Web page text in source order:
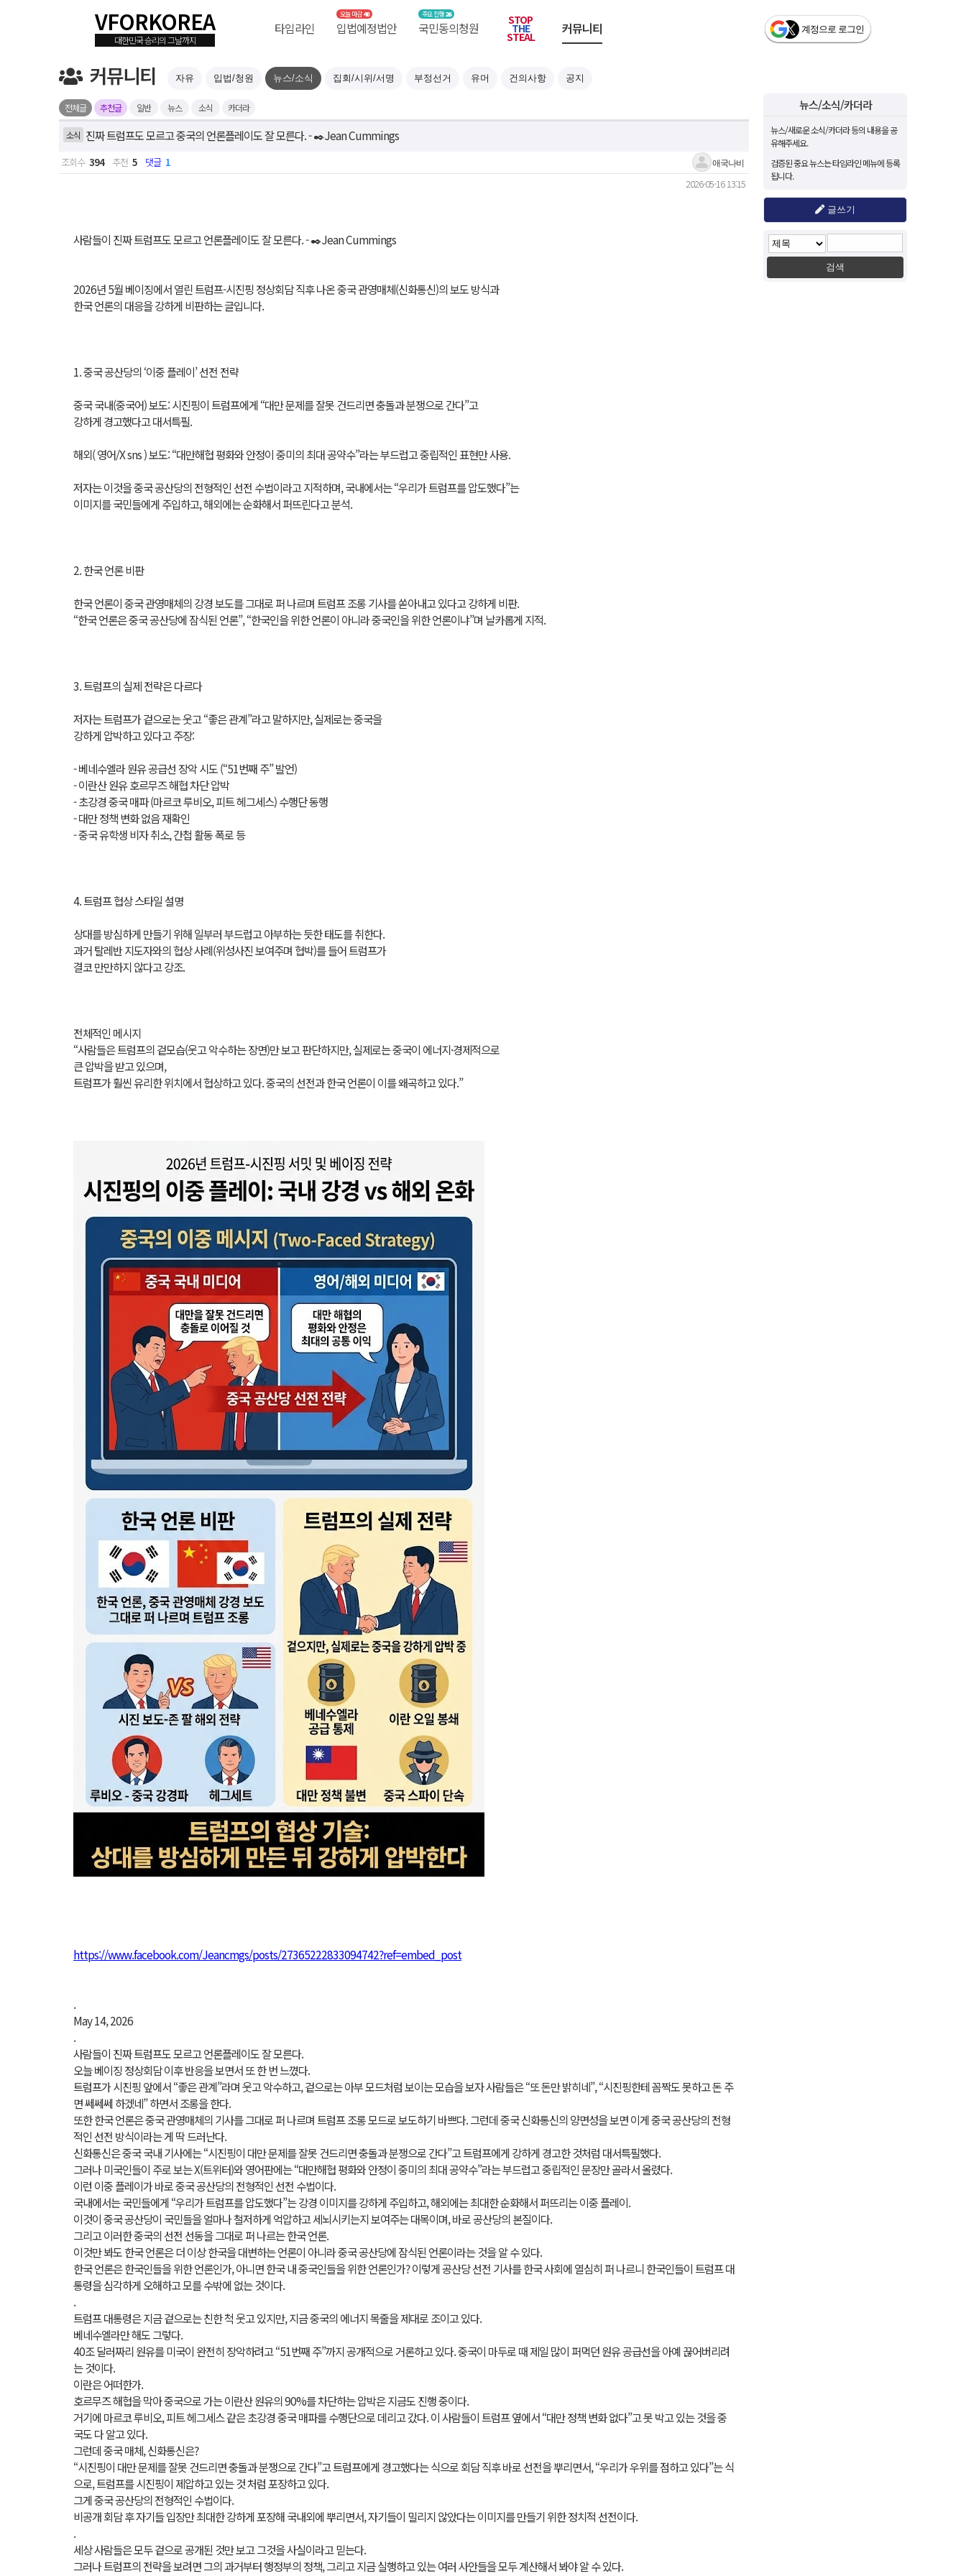
VFORKOREA 타임라인 입법예정
48
국민
26
부정선거
STOP
THE
STEAL 커뮤니티
커뮤니티 자유 입법/청원 뉴스/소식 집회/시위/서명 부정선거 유머 건의사항 공지
뉴스/소식/카더라
뉴스/새로운 소식/카더라 등의 내용을 공
유해주세요.
검증된 중요 뉴스는 타임라인 메뉴에 등록
됩니다.
글쓰기
전체글 추천글 일반 뉴스 소식 카더라
소식 진짜 트럼프도 모르고 중국의 언론플레이도 잘 모른다. - ✒️Jean Cummings
조회수 394 추천 5 댓글 1 애국나비
2026-05-16 13:15
사람들이 진짜 트럼프도 모르고 언론플레이도 잘 모른다. - ✒️Jean Cummings
2026년 5월 베이징에서 열린 트럼프-시진핑 정상회담 직후 나온 중국 관영매체(신화통신)의 보도 방식과
한국 언론의 대응을 강하게 비판하는 글입니다.
1. 중국 공산당의 ‘이중 플레이’ 선전 전략
중국 국내(중국어) 보도: 시진핑이 트럼프에게 “대만 문제를 잘못 건드리면 충돌과 분쟁으로 간다”고
강하게 경고했다고 대서특필.
해외( 영어/X sns ) 보도: “대만해협 평화와 안정이 중미의 최대 공약수”라는 부드럽고 중립적인 표현만 사용.
저자는 이것을 중국 공산당의 전형적인 선전 수법이라고 지적하며, 국내에서는 “우리가 트럼프를 압도했다”는
이미지를 국민들에게 주입하고, 해외에는 순화해서 퍼뜨린다고 분석.
2. 한국 언론 비판
한국 언론이 중국 관영매체의 강경 보도를 그대로 퍼 나르며 트럼프 조롱 기사를 쏟아내고 있다고 강하게 비판.
“한국 언론은 중국 공산당에 잠식된 언론”, “한국인을 위한 언론이 아니라 중국인을 위한 언론이냐”며 날카롭게 지적.
3. 트럼프의 실제 전략은 다르다
저자는 트럼프가 겉으로는 웃고 “좋은 관계”라고 말하지만, 실제로는 중국을
강하게 압박하고 있다고 주장:
- 베네수엘라 원유 공급선 장악 시도 (“51번째 주” 발언)
- 이란산 원유 호르무즈 해협 차단 압박
- 초강경 중국 매파 (마르코 루비오, 피트 헤그세스) 수행단 동행
- 대만 정책 변화 없음 재확인
- 중국 유학생 비자 취소, 간첩 활동 폭로 등
4. 트럼프 협상 스타일 설명
상대를 방심하게 만들기 위해 일부러 부드럽고 아부하는 듯한 태도를 취한다.
과거 탈레반 지도자와의 협상 사례(위성사진 보여주며 협박)를 들어 트럼프가
결코 만만하지 않다고 강조.
전체적인 메시지
“사람들은 트럼프의 겉모습(웃고 악수하는 장면)만 보고 판단하지만, 실제로는 중국이 에너지·경제적으로
큰 압박을 받고 있으며,
트럼프가 훨씬 유리한 위치에서 협상하고 있다. 중국의 선전과 한국 언론이 이를 왜곡하고 있다.”
https://www.facebook.com/Jeancmgs/posts/27365222833094742?ref=embed_post
.
May 14, 2026
.
사람들이 진짜 트럼프도 모르고 언론플레이도 잘 모른다.
오늘 베이징 정상회담 이후 반응을 보면서 또 한 번 느꼈다.
트럼프가 시진핑 앞에서 “좋은 관계”라며 웃고 악수하고, 겉으로는 아부 모드처럼 보이는 모습을 보자 사람들은 “또 돈만 밝히네”, “시진핑한테 꼼짝도 못하고 돈 주
면 쎄쎄쎄 하겠네” 하면서 조롱을 한다.
또한 한국 언론은 중국 관영매체의 기사를 그대로 퍼 나르며 트럼프 조롱 모드로 보도하기 바쁘다. 그런데 중국 신화통신의 양면성을 보면 이게 중국 공산당의 전형
적인 선전 방식이라는 게 딱 드러난다.
신화통신은 중국 국내 기사에는 “시진핑이 대만 문제를 잘못 건드리면 충돌과 분쟁으로 간다”고 트럼프에게 강하게 경고한 것처럼 대서특필했다.
그러나 미국인들이 주로 보는 X(트위터)와 영어판에는 “대만해협 평화와 안정이 중미의 최대 공약수”라는 부드럽고 중립적인 문장만 골라서 올렸다.
이런 이중 플레이가 바로 중국 공산당의 전형적인 선전 수법이다.
국내에서는 국민들에게 “우리가 트럼프를 압도했다”는 강경 이미지를 강하게 주입하고, 해외에는 최대한 순화해서 퍼뜨리는 이중 플레이.
이것이 중국 공산당이 국민들을 얼마나 철저하게 억압하고 세뇌시키는지 보여주는 대목이며, 바로 공산당의 본질이다.
그리고 이러한 중국의 선전 선동을 그대로 퍼 나르는 한국 언론.
이것만 봐도 한국 언론은 더 이상 한국을 대변하는 언론이 아니라 중국 공산당에 잠식된 언론이라는 것을 알 수 있다.
한국 언론은 한국인들을 위한 언론인가, 아니면 한국 내 중국인들을 위한 언론인가? 이렇게 공산당 선전 기사를 한국 사회에 열심히 퍼 나르니 한국인들이 트럼프 대
통령을 심각하게 오해하고 모를 수밖에 없는 것이다.
.
트럼프 대통령은 지금 겉으로는 친한 척 웃고 있지만, 지금 중국의 에너지 목줄을 제대로 조이고 있다.
베네수엘라만 해도 그렇다.
40조 달러짜리 원유를 미국이 완전히 장악하려고 “51번째 주”까지 공개적으로 거론하고 있다. 중국이 마두로 때 제일 많이 퍼먹던 원유 공급선을 아예 끊어버리려
는 것이다.
이란은 어떠한가.
호르무즈 해협을 막아 중국으로 가는 이란산 원유의 90%를 차단하는 압박은 지금도 진행 중이다.
거기에 마르코 루비오, 피트 헤그세스 같은 초강경 중국 매파를 수행단으로 데리고 갔다. 이 사람들이 트럼프 옆에서 “대만 정책 변화 없다”고 못 박고 있는 것을 중
국도 다 알고 있다.
그런데 중국 매체, 신화통신은?
“시진핑이 대만 문제를 잘못 건드리면 충돌과 분쟁으로 간다”고 트럼프에게 경고했다는 식으로 회담 직후 바로 선전을 뿌리면서, “우리가 우위를 점하고 있다”는 식
으로, 트럼프를 시진핑이 제압하고 있는 것 처럼 포장하고 있다.
그게 중국 공산당의 전형적인 수법이다.
비공개 회담 후 자기들 입장만 최대한 강하게 포장해 국내외에 뿌리면서, 자기들이 밀리지 않았다는 이미지를 만들기 위한 정치적 선전이다.
.
세상 사람들은 모두 겉으로 공개된 것만 보고 그것을 사실이라고 믿는다.
그러나 트럼프의 전략을 보려면 그의 과거부터 행정부의 정책, 그리고 지금 실행하고 있는 여러 사안들을 모두 계산해서 봐야 알 수 있다.